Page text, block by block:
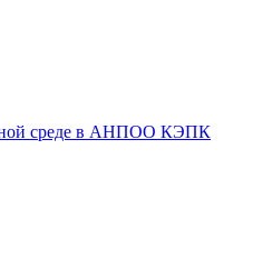
среде в АНПОО КЭПК